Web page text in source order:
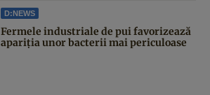
D:NEWS
Fermele industriale de pui favorizează
apariția unor bacterii mai periculoase